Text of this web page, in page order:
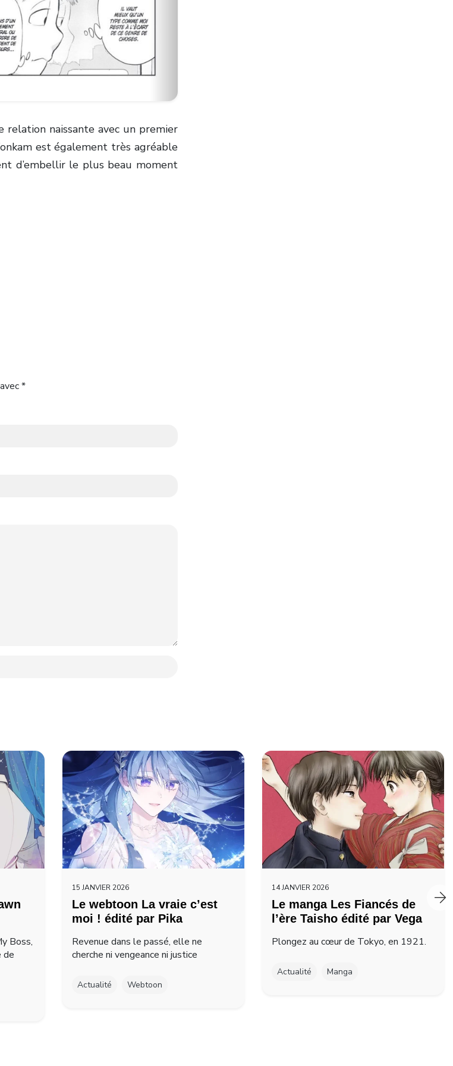
naissante avec un premier
est également très agréable
d’embellir le plus beau moment
*
Boss,
de
15 JANVIER 2026
Le webtoon La vraie c’est
moi ! édité par Pika
Revenue dans le passé, elle ne
cherche ni vengeance ni justice
Actualité Webtoon
14 JANVIER 2026
Le manga Les Fiancés de
l’ère Taisho édité par Vega
Plongez au cœur de Tokyo, en 1921.
Actualité Manga